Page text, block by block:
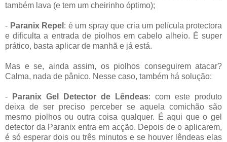
também lava (e tem um cheirinho óptimo);
- Paranix Repel : é um spray que cria um película protectora
e dificulta a entrada de piolhos em cabelo alheio. É super
prático, basta aplicar de manhã e já está.
Mas e se, ainda assim, os piolhos conseguirem atacar?
Calma, nada de pânico. Nesse caso, também há solução:
- Paranix Gel Detector de Lêndeas: com este produto
deixa de ser preciso perceber se aquela comichão são
mesmo piolhos ou outra coisa qualquer. É aqui que o gel
detector da Paranix entra em acção. Depois de o aplicarem,
é só esperar dois ou três minutos e se houver lêndeas elas